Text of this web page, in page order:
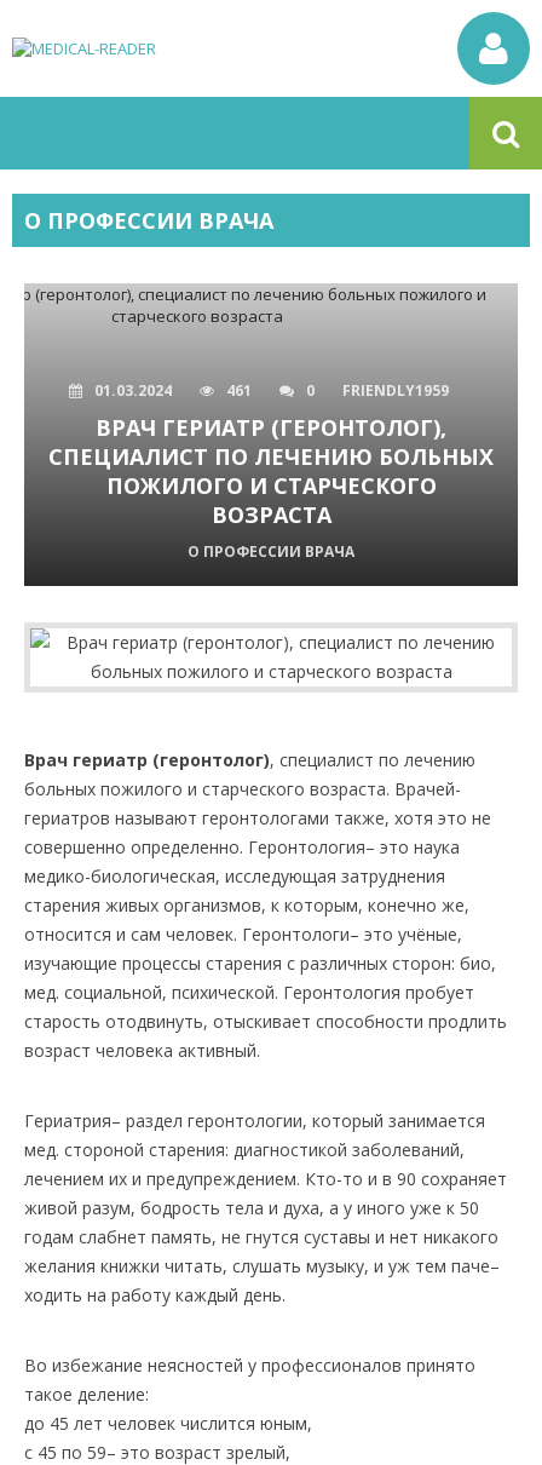
О ПРОФЕССИИ ВРАЧА
01.03.2024 461 0 FRIENDLY1959
ВРАЧ ГЕРИАТР (ГЕРОНТОЛОГ),
СПЕЦИАЛИСТ ПО ЛЕЧЕНИЮ БОЛЬНЫХ
ПОЖИЛОГО И СТАРЧЕСКОГО
ВОЗРАСТА
О ПРОФЕССИИ ВРАЧА
Врач гериатр (геронтолог), специалист по лечению
больных пожилого и старческого возраста. Врачей-
гериатров называют геронтологами также, хотя это не
совершенно определенно. Геронтология– это наука
медико-биологическая, исследующая затруднения
старения живых организмов, к которым, конечно же,
относится и сам человек. Геронтологи– это учёные,
изучающие процессы старения с различных сторон: био,
мед. социальной, психической. Геронтология пробует
старость отодвинуть, отыскивает способности продлить
возраст человека активный.
Гериатрия– раздел геронтологии, который занимается
мед. стороной старения: диагностикой заболеваний,
лечением их и предупреждением. Кто-то и в 90 сохраняет
живой разум, бодрость тела и духа, а у иного уже к 50
годам слабнет память, не гнутся суставы и нет никакого
желания книжки читать, слушать музыку, и уж тем паче–
ходить на работу каждый день.
Во избежание неясностей у профессионалов принято
такое деление:
до 45 лет человек числится юным,
с 45 по 59– это возраст зрелый,